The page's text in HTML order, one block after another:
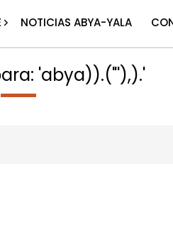
NOTICIAS ABYA-YALA
'abya)).("'),).'